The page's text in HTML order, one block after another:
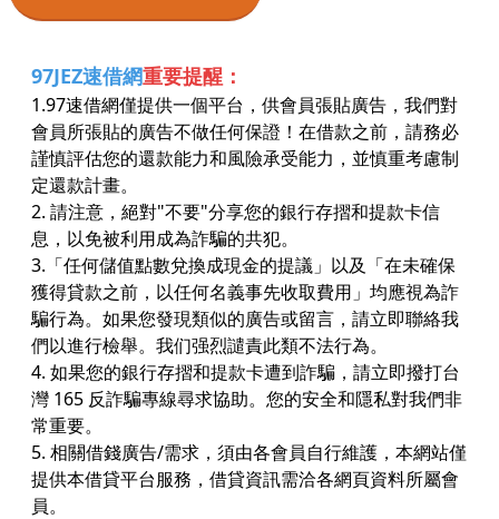
97JEZ速借網重要提醒：
1.97速借網僅提供一個平台，供會員張貼廣告，我們對
會員所張貼的廣告不做任何保證！在借款之前，請務必
謹慎評估您的還款能力和風險承受能力，並慎重考慮制
定還款計畫。
2. 請注意，絕對"不要"分享您的銀行存摺和提款卡信
息，以免被利用成為詐騙的共犯。
3.「任何儲值點數兌換成現金的提議」以及「在未確保
獲得貸款之前，以任何名義事先收取費用」均應視為詐
騙行為。如果您發現類似的廣告或留言，請立即聯絡我
們以進行檢舉。我们强烈譴責此類不法行為。
4. 如果您的銀行存摺和提款卡遭到詐騙，請立即撥打台
灣 165 反詐騙專線尋求協助。您的安全和隱私對我們非
常重要。
5. 相關借錢廣告/需求，須由各會員自行維護，本網站僅
提供本借貸平台服務，借貸資訊需洽各網頁資料所屬會
員。